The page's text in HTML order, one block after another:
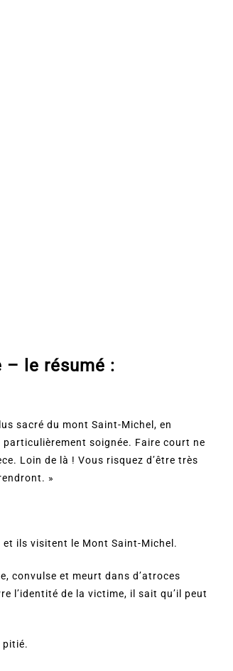
– le résumé :
sacré du mont Saint-Michel, en
soignée. Faire court ne
Loin de là ! Vous risquez d’être très
»
ils visitent le Mont Saint-Michel.
convulse et meurt dans d’atroces
l’identité de la victime, il sait qu’il peut
pitié.